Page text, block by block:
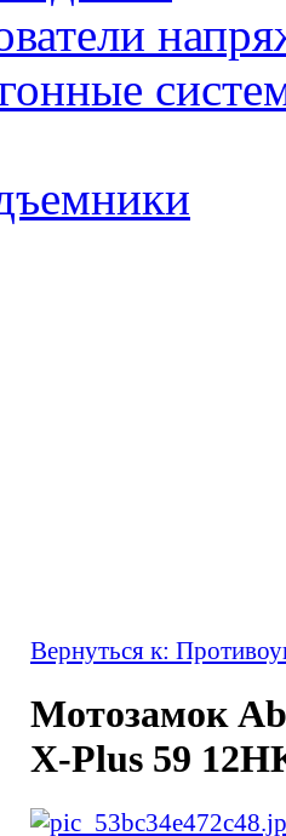
Вернуться к:
Мотозамок
X-Plus 59